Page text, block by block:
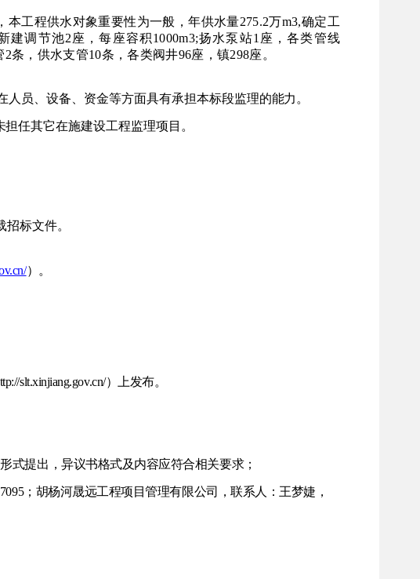
本工程供水对象重要性为一般，年供水量275.2万m3,确定工
调节池2座，每座容积1000m3;扬水泵站1座，各类管线
，供水支管10条，各类阀井96座，镇298座。
人员、设备、资金等方面具有承担本标段监理的能力。
任其它在施建设工程监理项目。
标文件。
）。
slt.xinjiang.gov.cn/）上发布。
式提出，异议书格式及内容应符合相关要求；
；胡杨河晟远工程项目管理有限公司，联系人：王梦婕，